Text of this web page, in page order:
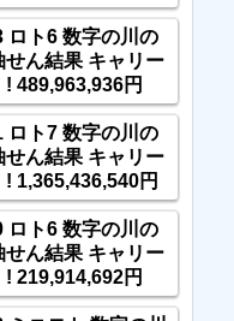
ロト6 数字の川の
せん結果 キャリー
489,963,936円
ロト7 数字の川の
せん結果 キャリー
1,365,436,540円
ロト6 数字の川の
せん結果 キャリー
219,914,692円